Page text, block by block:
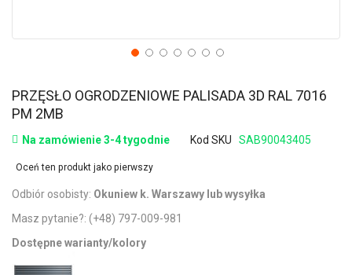
PRZĘSŁO OGRODZENIOWE PALISADA 3D RAL 7016
PM 2MB
Na zamówienie 3-4 tygodnie Kod SKU SAB90043405
Oceń ten produkt jako pierwszy
Odbiór osobisty: Okuniew k. Warszawy lub wysyłka
Masz pytanie?: (+48) 797-009-981
Dostępne warianty/kolory